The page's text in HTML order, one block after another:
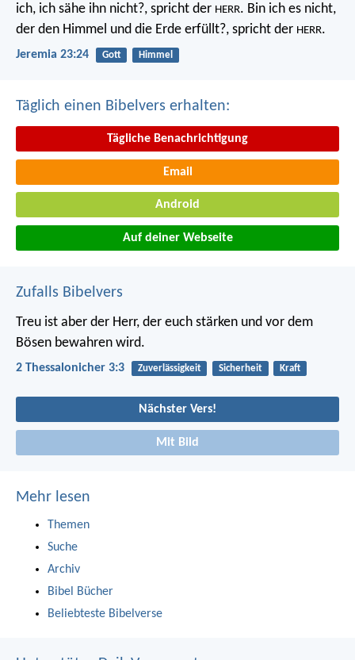
ich, ich sähe ihn nicht?, spricht der HERR. Bin ich es nicht,
der den Himmel und die Erde erfüllt?, spricht der HERR.
Jeremia 23:24 Gott Himmel
Täglich einen Bibelvers erhalten:
Tägliche Benachrichtigung
Email
Android
Auf deiner Webseite
Zufalls Bibelvers
Treu ist aber der Herr, der euch stärken und vor dem
Bösen bewahren wird.
2 Thessalonicher 3:3 Zuverlässigkeit Sicherheit Kraft
Nächster Vers!
Mit Bild
Mehr lesen
Themen
Suche
Archiv
Bibel Bücher
Beliebteste Bibelverse